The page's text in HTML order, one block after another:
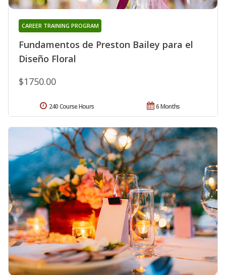
Fundamentos de Preston Bailey para el
Diseño Floral
CAREER TRAINING PROGRAM
$1750.00
6 Months
240 Course Hours